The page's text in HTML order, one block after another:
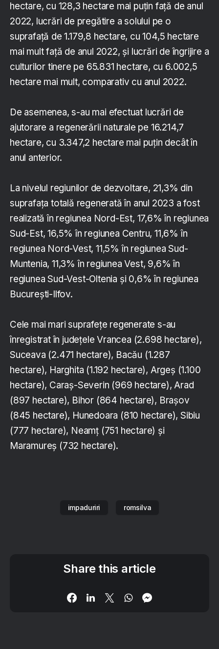
hectare, cu 128,3 hectare mai puţin faţă de anul
2022, lucrări de pregătire a solului pe o
suprafaţă de 1.179,8 hectare, cu 104,5 hectare
mai mult faţă de anul 2022, şi lucrări de îngrijire a
culturilor tinere pe 65.831 hectare, cu 6.002,5
hectare mai mult, comparativ cu anul 2022.
De asemenea, s-au mai efectuat lucrări de
ajutorare a regenerării naturale pe 16.214,7
hectare, cu 3.347,2 hectare mai puţin decât în
anul anterior.
La nivelul regiunilor de dezvoltare, 21,3% din
suprafaţa totală regenerată în anul 2023 a fost
realizată în regiunea Nord-Est, 17,6% în regiunea
Sud-Est, 16,5% în regiunea Centru, 11,6% în
regiunea Nord-Vest, 11,5% în regiunea Sud-
Muntenia, 11,3% în regiunea Vest, 9,6% în
regiunea Sud-Vest-Oltenia şi 0,6% în regiunea
Bucureşti-Ilfov.
Cele mai mari suprafeţe regenerate s-au
înregistrat în judeţele Vrancea (2.698 hectare),
Suceava (2.471 hectare), Bacău (1.287
hectare), Harghita (1.192 hectare), Argeş (1.100
hectare), Caraş-Severin (969 hectare), Arad
(897 hectare), Bihor (864 hectare), Braşov
(845 hectare), Hunedoara (810 hectare), Sibiu
(777 hectare), Neamţ (751 hectare) şi
Maramureş (732 hectare).
impaduriri romsilva
Share this article